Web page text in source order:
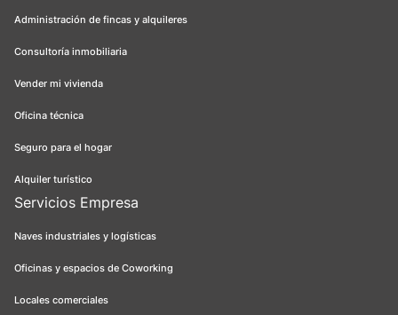
Administración de fincas y alquileres
Consultoría inmobiliaria
Vender mi vivienda
Oficina técnica
Seguro para el hogar
Alquiler turístico
Servicios Empresa
Naves industriales y logísticas
Oficinas y espacios de Coworking
Locales comerciales